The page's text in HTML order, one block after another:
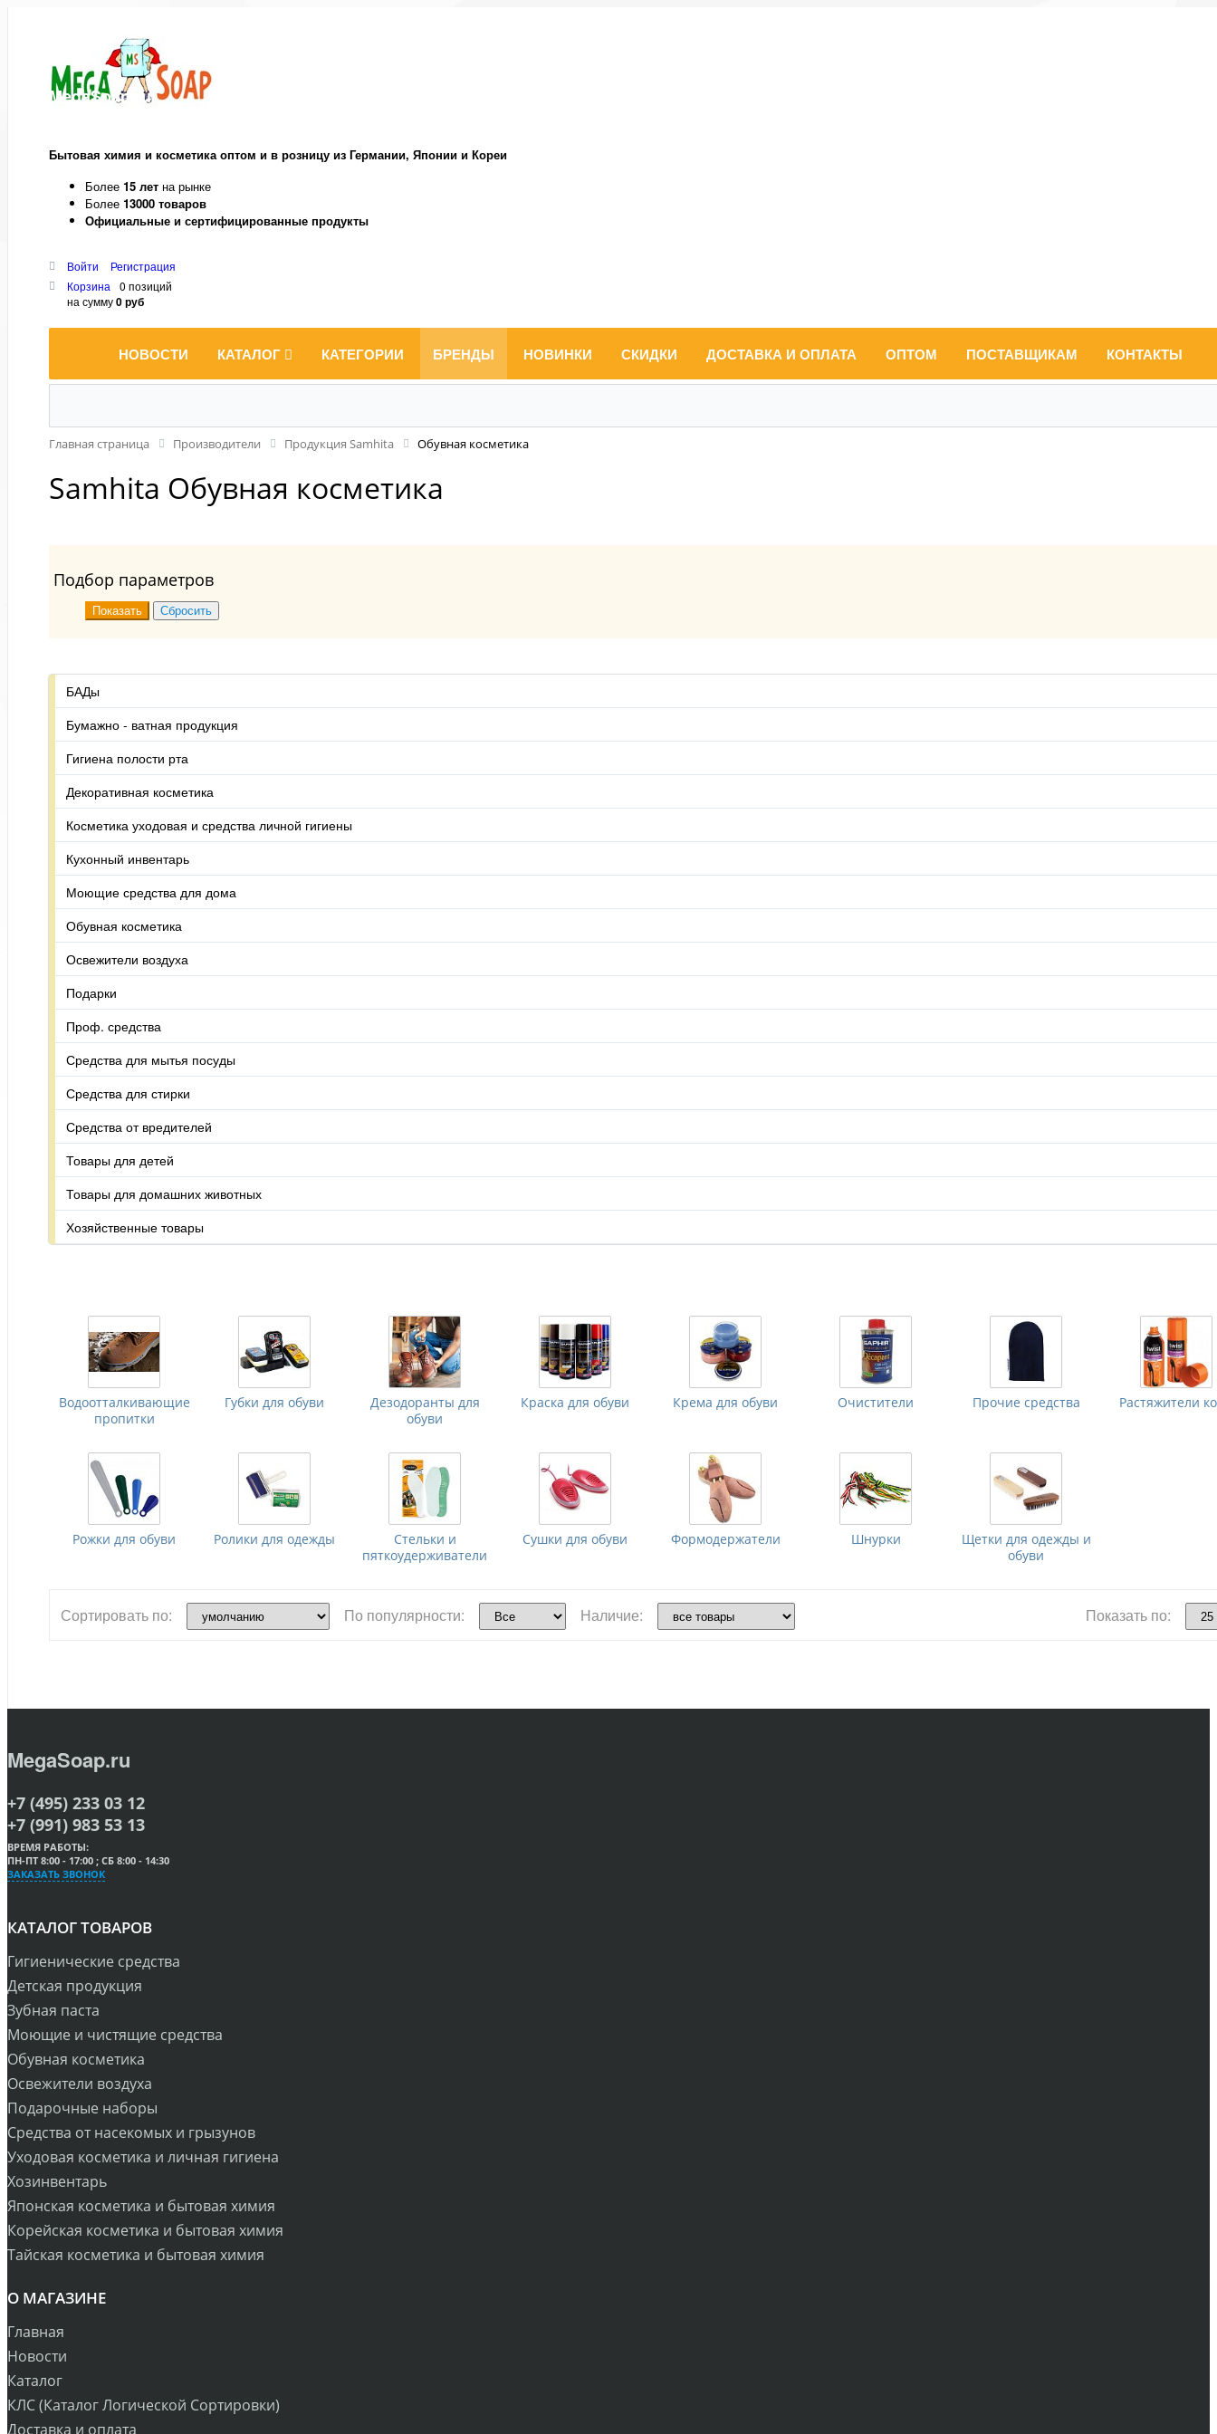
MegaSoap.ru
Бытовая химия и косметика оптом и в розницу из Германии, Японии и Кореи
Более 15 лет на рынке
Более 13000 товаров
Официальные и сертифицированные продукты
Войти
Регистрация
Корзина
0 позиций
на сумму0 руб
НОВОСТИ КАТАЛОГ КАТЕГОРИИ БРЕНДЫ НОВИНКИ СКИДКИ ДОСТАВКА И ОПЛАТА ОПТОМ ПОСТАВЩИКАМ КОНТАКТЫ
Главная страница Производители Продукция Samhita Обувная косметика
Samhita Обувная косметика
Подбор параметров
БАДы
Бумажно - ватная продукция
Гигиена полости рта
Декоративная косметика
Косметика уходовая и средства личной гигиены
Кухонный инвентарь
Моющие средства для дома
Обувная косметика
Освежители воздуха
Подарки
Проф. средства
Средства для мытья посуды
Средства для стирки
Средства от вредителей
Товары для детей
Товары для домашних животных
Хозяйственные товары
Водоотталкивающие
пропитки
Губки для обуви
Дезодоранты для
обуви
Краска для обуви Крема для обуви Очистители Прочие средства Растяжители
Рожки для обуви Ролики для одежды
Стельки и
пяткоудерживатели
Сушки для обуви Формодержатели Шнурки
Щетки для одежды и
обуви
Сортировать по: По популярности: Наличие: Показать по:
MegaSoap.ru
+7 (495) 233 03 12
+7 (991) 983 53 13
ВРЕМЯ РАБОТЫ:
ПН-ПТ 8:00 - 17:00 ; СБ 8:00 - 14:30
ЗАКАЗАТЬ ЗВОНОК
КАТАЛОГ ТОВАРОВ
Гигиенические средства
Детская продукция
Зубная паста
Моющие и чистящие средства
Обувная косметика
Освежители воздуха
Подарочные наборы
Средства от насекомых и грызунов
Уходовая косметика и личная гигиена
Хозинвентарь
Японская косметика и бытовая химия
Корейская косметика и бытовая химия
Тайская косметика и бытовая химия
О МАГАЗИНЕ
Главная
Новости
Каталог
КЛС (Каталог Логической Сортировки)
Доставка и оплата